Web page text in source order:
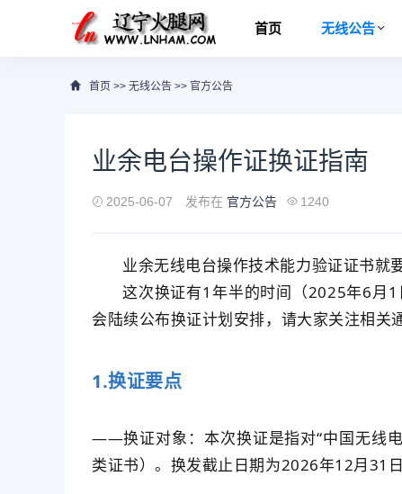
首页 无线公告
首页 >> 无线公告 >> 官方公告
业余电台操作证换证指南
2025-06-07 发布在 官方公告 1240
业余无线电台操作技术能力验证证书就
这次换证有1年半的时间（2025年6月
会陆续公布换证计划安排，请大家关注相关
1.换证要点
——换证对象：本次换证是指对“中国无线
类证书）。换发截止日期为2026年12月31日